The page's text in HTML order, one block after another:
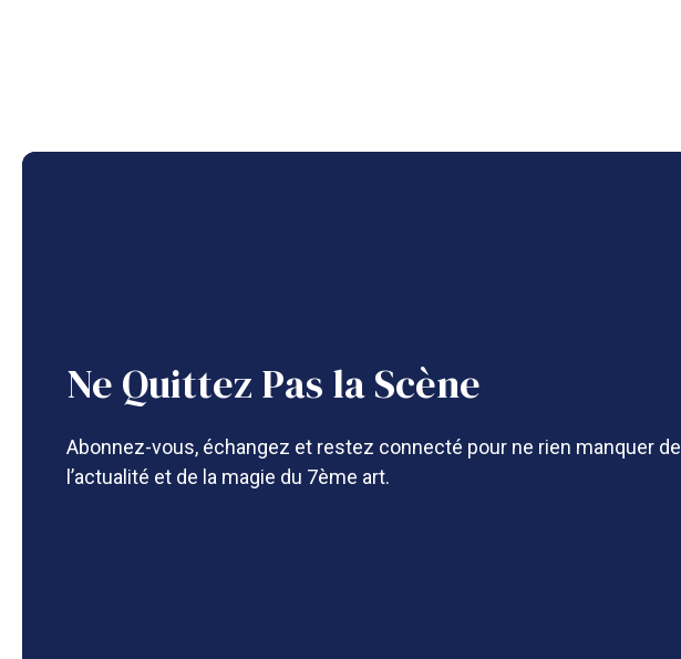
Ne Quittez Pas la Scène
Abonnez-vous, échangez et restez connecté pour ne rien manquer de
l’actualité et de la magie du 7ème art.